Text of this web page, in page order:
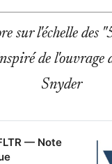
sur l'échelle des
de l'ouvrage
Snyder
— Note